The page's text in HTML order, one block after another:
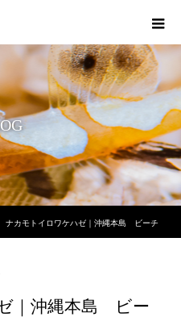
ナカモトイロワケハゼ｜沖縄本島 ビーチ
｜沖縄本島 ビー